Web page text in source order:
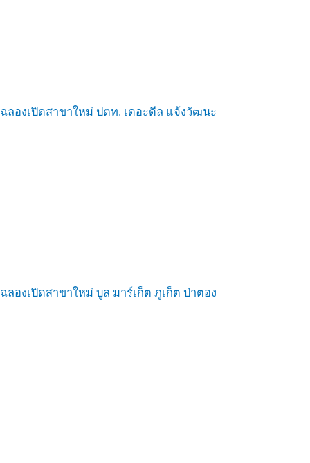
ฉลองเปิดสาขาใหม่ ปตท. เดอะดีล แจ้งวัฒนะ
ฉลองเปิดสาขาใหม่ บูล มาร์เก็ต ภูเก็ต ป่าตอง